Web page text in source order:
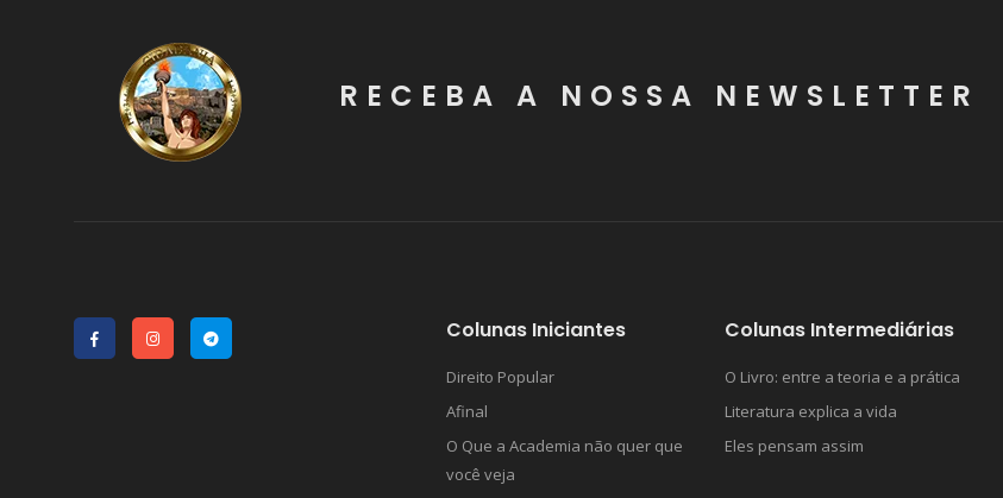
RECEBA A NOSSA NEWSLETTER
Colunas Iniciantes
Direito Popular
Afinal
O Que a Academia não quer que
você veja
Colunas Intermediárias
O Livro: entre a teoria e a prática
Literatura explica a vida
Eles pensam assim